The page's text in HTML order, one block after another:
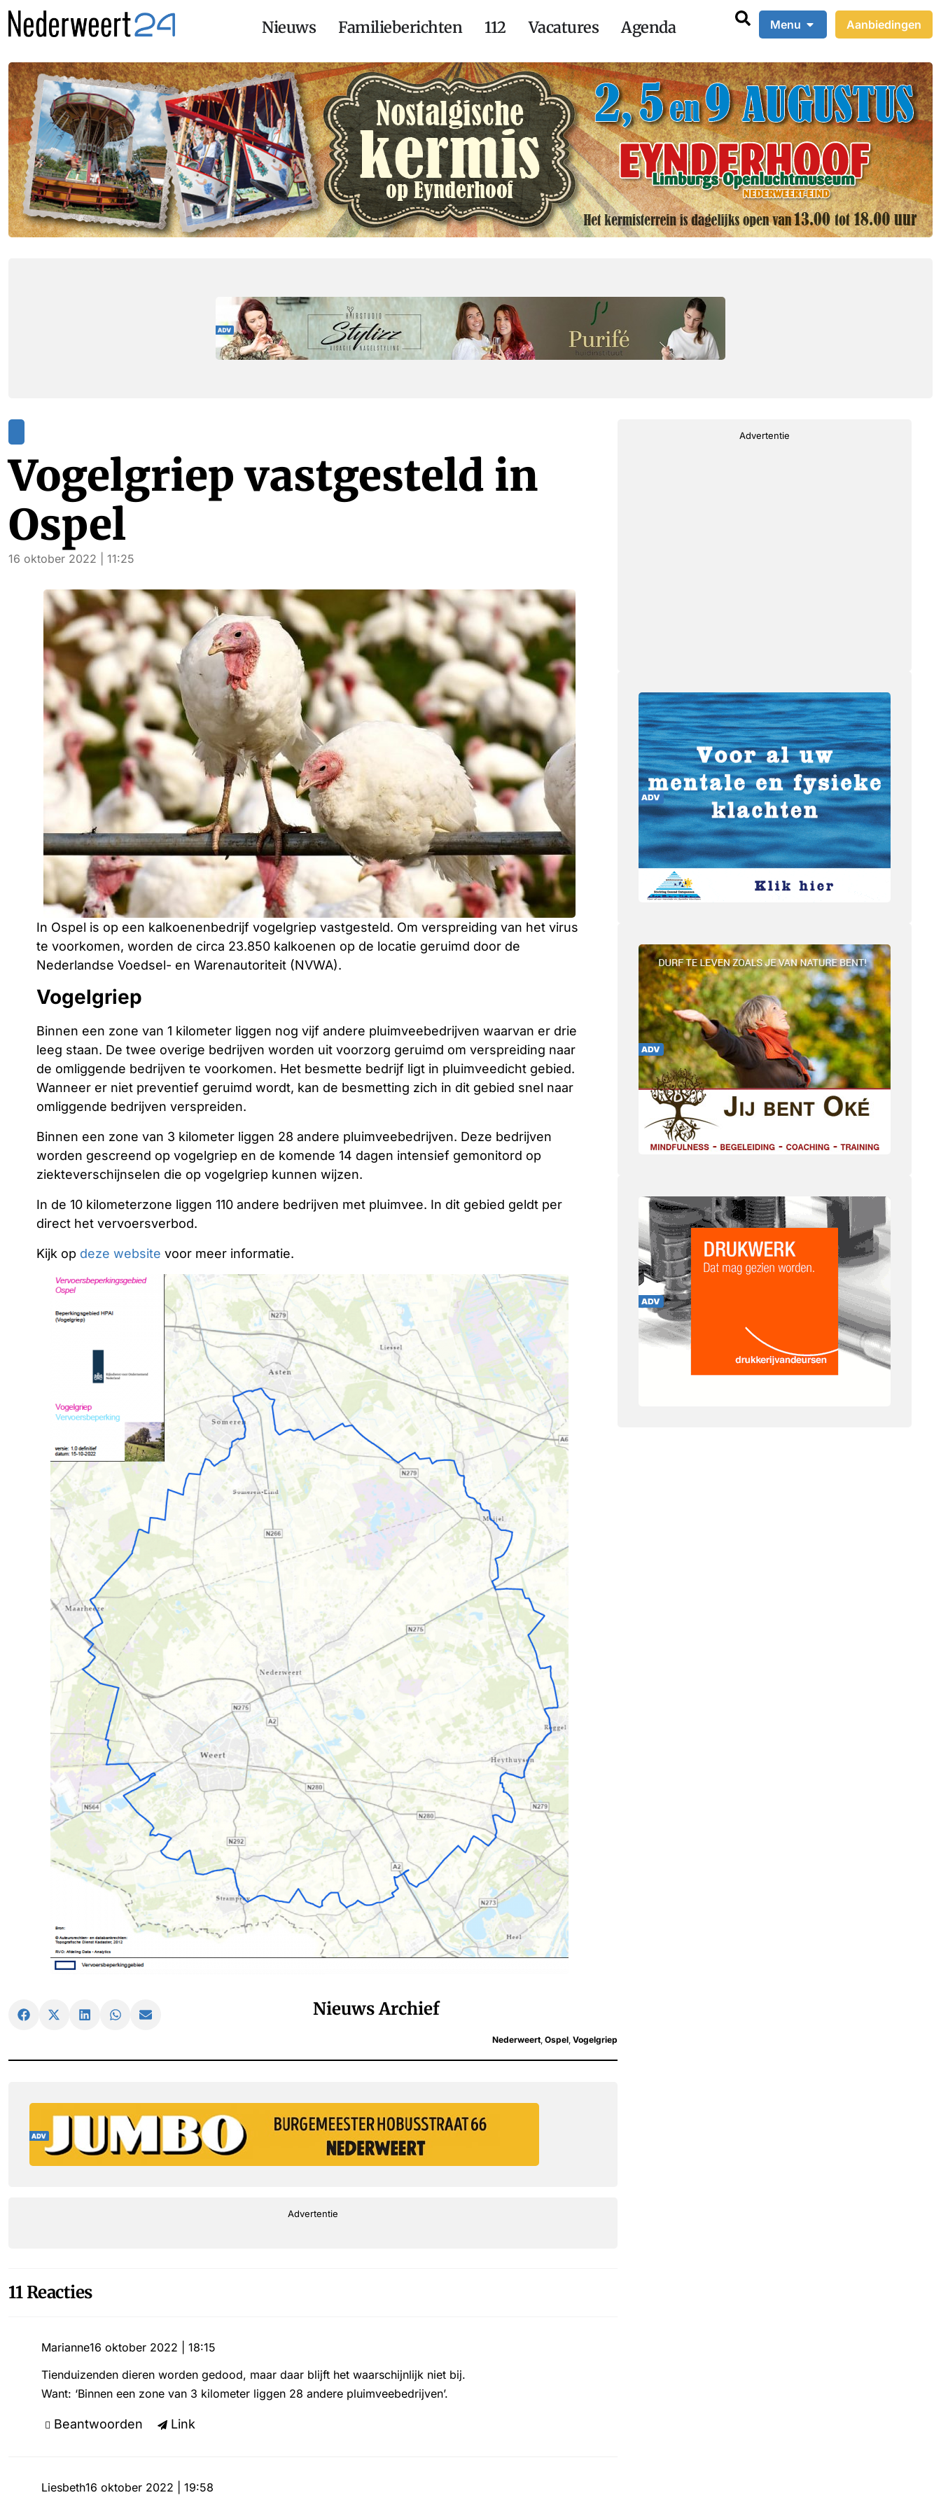
Nieuws Familieberichten 112 Vacatures Agenda Menu Aanbiedingen
Vogelgriep vastgesteld in
Ospel
16 oktober 2022 | 11:25
In Ospel is op een kalkoenenbedrijf vogelgriep vastgesteld. Om verspreiding van het virus
te voorkomen, worden de circa 23.850 kalkoenen op de locatie geruimd door de
Nederlandse Voedsel- en Warenautoriteit (NVWA).
Vogelgriep
Binnen een zone van 1 kilometer liggen nog vijf andere pluimveebedrijven waarvan er drie
leeg staan. De twee overige bedrijven worden uit voorzorg geruimd om verspreiding naar
de omliggende bedrijven te voorkomen. Het besmette bedrijf ligt in pluimveedicht gebied.
Wanneer er niet preventief geruimd wordt, kan de besmetting zich in dit gebied snel naar
omliggende bedrijven verspreiden.
Binnen een zone van 3 kilometer liggen 28 andere pluimveebedrijven. Deze bedrijven
worden gescreend op vogelgriep en de komende 14 dagen intensief gemonitord op
ziekteverschijnselen die op vogelgriep kunnen wijzen.
In de 10 kilometerzone liggen 110 andere bedrijven met pluimvee. In dit gebied geldt per
direct het vervoersverbod.
Kijk op deze website voor meer informatie.
Nieuws Archief
Nederweert Ospel Vogelgriep
Advertentie
11 Reacties
Marianne16 oktober 2022 | 18:15
Tienduizenden dieren worden gedood, maar daar blijft het waarschijnlijk niet bij.
Want: ‘Binnen een zone van 3 kilometer liggen 28 andere pluimveebedrijven’.
Beantwoorden Link
Liesbeth16 oktober 2022 | 19:58
Advertentie